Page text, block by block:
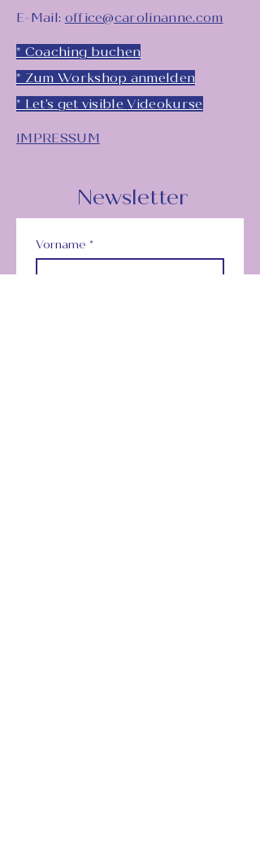
E-Mail: office@carolinanne.com
* Coaching buchen
* Zum Workshop anmelden
* Let's get visibleVideokurse
IMPRESSUM
Newsletter
Vorname *